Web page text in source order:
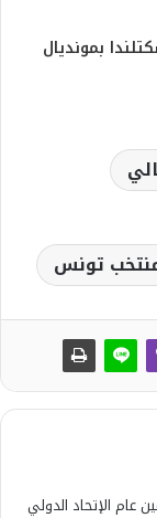
بمونديال
تونس
عام الإتحاد الدولي